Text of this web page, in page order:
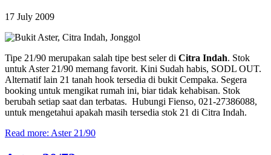
17 July 2009
Tipe 21/90 merupakan salah tipe best seler di Citra Indah. Stok
untuk Aster 21/90 memang favorit. Kini Sudah habis, SODL OUT.
Alternatif lain 21 tanah hook tersedia di bukit Cempaka. Segera
booking untuk mengikat rumah ini, biar tidak kehabisan. Stok
berubah setiap saat dan terbatas. Hubungi Fienso, 021-27386088,
untuk mengetahui apakah masih tersedia stok 21 di Citra Indah.
Read more: Aster 21/90